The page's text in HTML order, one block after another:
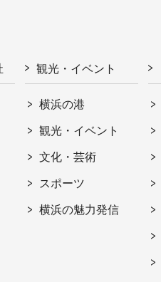
観光・イベント
横浜の港
観光・イベント
文化・芸術
スポーツ
横浜の魅力発信